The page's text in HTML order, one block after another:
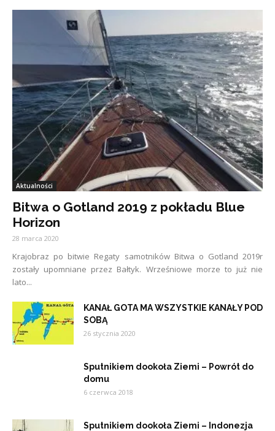
Aktualności
Bitwa o Gotland 2019 z pokładu Blue
Horizon
28 marca 2020
Krajobraz po bitwie Regaty samotników Bitwa o Gotland 2019r
zostały upomniane przez Bałtyk. Wrześniowe morze to już nie
lato...
KANAŁ GOTA MA WSZYSTKIE KANAŁY POD
SOBĄ
26 stycznia 2020
Sputnikiem dookoła Ziemi – Powrót do
domu
6 czerwca 2018
Sputnikiem dookoła Ziemi – Indonezja